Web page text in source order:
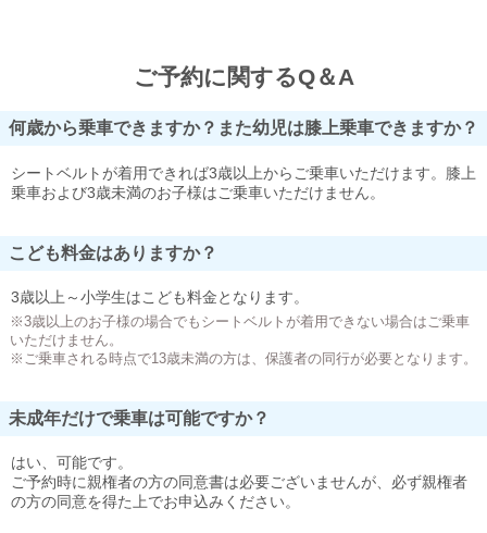
ご予約に関するQ＆A
何歳から乗車できますか？また幼児は膝上乗車できますか？
シートベルトが着用できれば3歳以上からご乗車いただけます。膝上
乗車および3歳未満のお子様はご乗車いただけません。
こども料金はありますか？
3歳以上～小学生はこども料金となります。
※3歳以上のお子様の場合でもシートベルトが着用できない場合はご乗車
いただけません。
※ご乗車される時点で13歳未満の方は、保護者の同行が必要となります。
未成年だけで乗車は可能ですか？
はい、可能です。
ご予約時に親権者の方の同意書は必要ございませんが、必ず親権者
の方の同意を得た上でお申込みください。